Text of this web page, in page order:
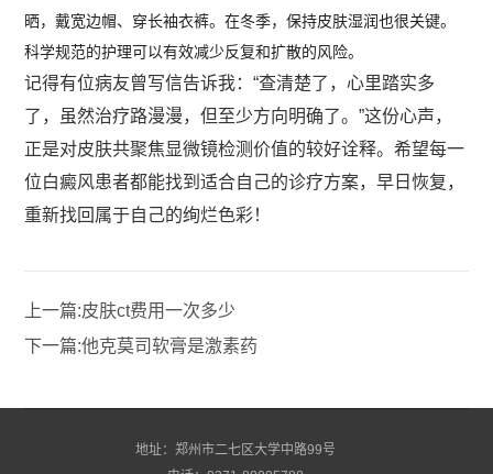
晒，戴宽边帽、穿长袖衣裤。在冬季，保持皮肤湿润也很关键。
科学规范的护理可以有效减少反复和扩散的风险。
记得有位病友曾写信告诉我：“查清楚了，心里踏实多
了，虽然治疗路漫漫，但至少方向明确了。”这份心声，
正是对皮肤共聚焦显微镜检测价值的较好诠释。希望每一
位白癜风患者都能找到适合自己的诊疗方案，早日恢复，
重新找回属于自己的绚烂色彩！
上一篇:皮肤ct费用一次多少
下一篇:他克莫司软膏是激素药
地址：郑州市二七区大学中路99号